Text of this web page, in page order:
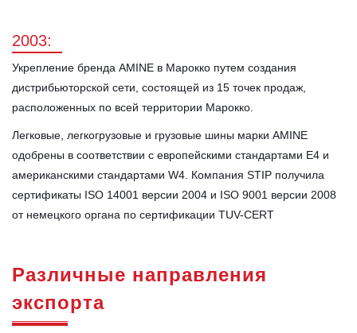
2003:
Укрепление бренда AMINE в Марокко путем создания
дистрибьюторской сети, состоящей из 15 точек продаж,
расположенных по всей территории Марокко.
Легковые, легкогрузовые и грузовые шины марки AMINE
одобрены в соответствии с европейскими стандартами E4 и
американскими стандартами W4. Компания STIP получила
сертификаты ISO 14001 версии 2004 и ISO 9001 версии 2008
от немецкого органа по сертификации TUV-CERT
Различные направления
экспорта